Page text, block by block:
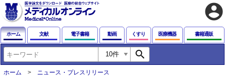
account_circle
ホーム 文献 電子書籍 動画 くすり 医療機器 書籍通販
search
ホーム ニュース・プレスリリース